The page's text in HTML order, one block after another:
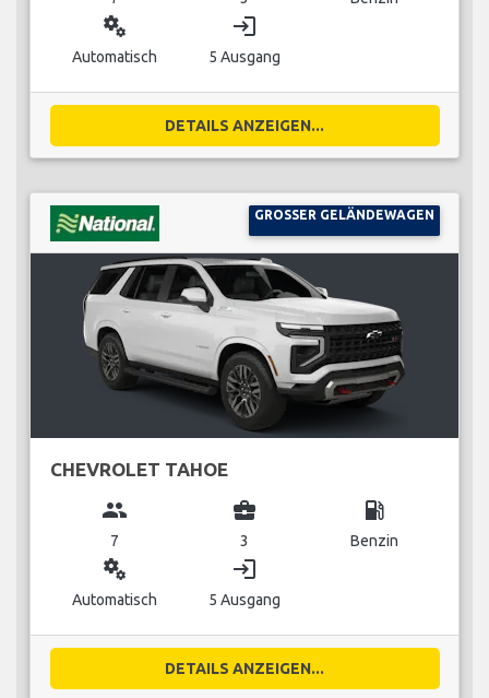
miscellaneous_services
Automatisch
login
5 Ausgang
DETAILS ANZEIGEN...
GROSSER GELÄNDEWAGEN
CHEVROLET TAHOE
group
7
business_center
3
local_gas_station
Benzin
miscellaneous_services
Automatisch
login
5 Ausgang
DETAILS ANZEIGEN...